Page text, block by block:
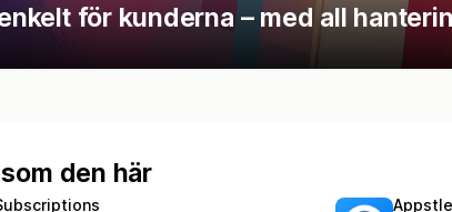
för kunderna – med all
den här